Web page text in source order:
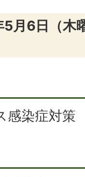
月6日（木
感染症対策